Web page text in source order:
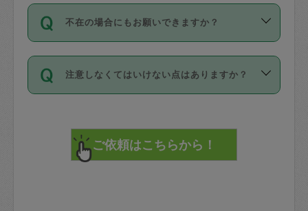
を依頼してください。
参考
【詳細】タスカジさんの登録に際
写真を撮り、
詳細FAQ：
損害賠償保険について教えて
1. 直前キャンセル（定期、スポット契約
共通）
72時間を超える※と、以下のキャンセル
料が発生します。
直前キャンセル料：
72時間前〜24時間前＝依頼料金の50%
「お試し利用」というメニューはありま
せんが、「一回のみ」依頼を活用するこ
とによって、気に入ったタスカジさんを
まず、条件の合う気になるタスカジさ
みてください。
その後、一番気に入ったタスカジさんに
不在の場合にもお願いできますか？
不在の場合の作業はタスカジさんの同意
が必要です。数回の依頼ののち、タスカ
ジさんと依頼者の間で十分な信頼関係が
てください。
不在時に部屋に入るためにタスカジさん
注意しなくてはいけない点はありますか？
で、必ず鍵のかかるロッカーや金庫に入
れて依頼者の責任の元管理するよう心掛
けてください。